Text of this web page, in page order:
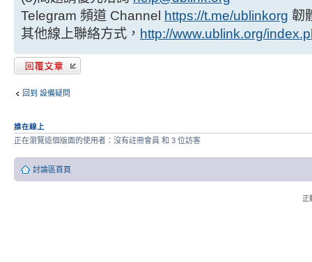
Telegram 頻道 Channel
https://t.me/ublinkorg 韌
其他線上聯絡方式， http://www.ublink.org/
發表回覆
回到 設備疑問
誰在線上
正在瀏覽這個版面的使用者：沒有註冊會員 和 3 位訪客
討論區首頁
正